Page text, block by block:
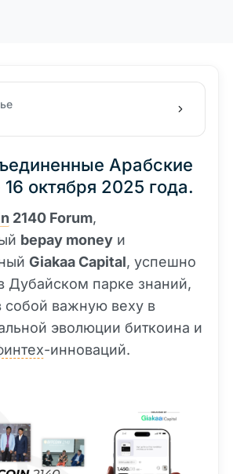
Арабские
октября 2025 года.
2140 Forum,
bepay money и
Giakaa Capital, успешно
Дубайском парке знаний,
собой важную веху в
эволюции биткоина и
-инноваций.